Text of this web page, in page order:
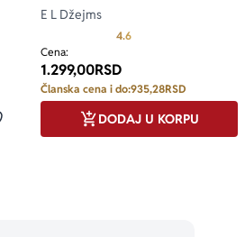
u omiljene
E L Džejms
4.6Prosecna ocena je 4.6
Cena:
1.299,00RSD
Članska cena i do:935,28RSD
DODAJ U KORPU